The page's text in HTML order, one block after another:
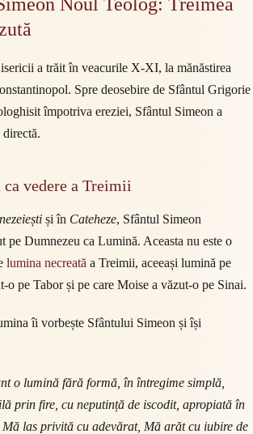
a trăit în veacurile X-XI, la mănăstirea
Spre deosebire de Sfântul Grigorie
împotriva ereziei, Sfântul Simeon a
vedere a Treimii
și în Cateheze, Sfântul Simeon
pe Dumnezeu ca Lumină. Aceasta nu este o
lumina necreată a Treimii, aceeași lumină pe
o pe Tabor și pe care Moise a văzut-o pe Sinai.
îi vorbește Sfântului Simeon și își
o lumină fără formă, în întregime simplă,
prin fire, cu neputință de iscodit, apropiată în
las privită cu adevărat, Mă arăt cu iubire de